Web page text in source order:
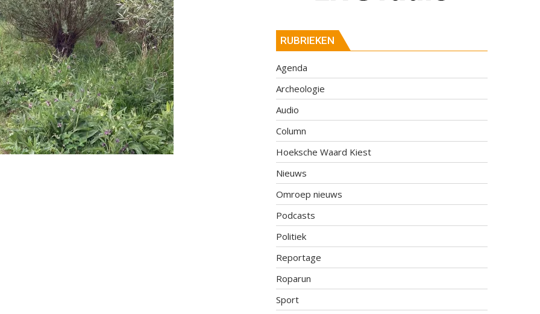
RUBRIEKEN
Agenda
Archeologie
Audio
Column
Hoeksche Waard Kiest
Nieuws
Omroep nieuws
Podcasts
Politiek
Reportage
Roparun
Sport